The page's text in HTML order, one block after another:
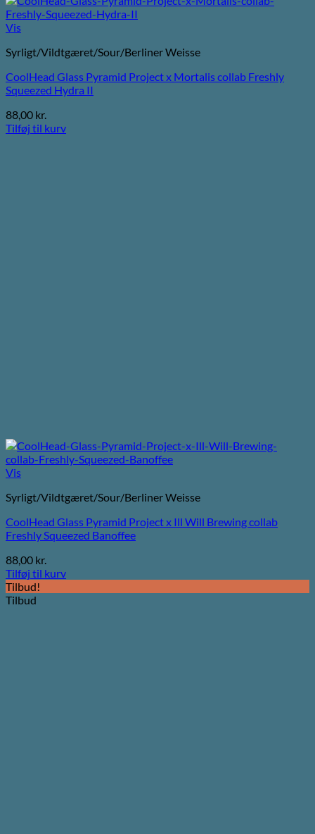
Vis
Syrligt/Vildtgæret/Sour/Berliner Weisse
CoolHead Glass Pyramid Project x Mortalis collab Freshly
Squeezed Hydra II
88,00 kr.
Tilføj til kurv
Vis
Syrligt/Vildtgæret/Sour/Berliner Weisse
CoolHead Glass Pyramid Project x Ill Will Brewing collab
Freshly Squeezed Banoffee
88,00 kr.
Tilføj til kurv
Tilbud!
Tilbud